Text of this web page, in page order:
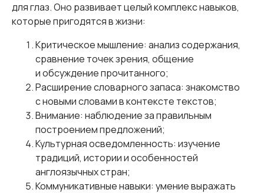
для глаз. Оно развивает целый комплекс навыков,
которые пригодятся в жизни:
Критическое мышление: анализ содержания,
сравнение точек зрения, общение
и обсуждение прочитанного;
Расширение словарного запаса: знакомство
с новыми словами в контексте текстов;
Внимание: наблюдение за правильным
построением предложений;
Культурная осведомленность: изучение
традиций, истории и особенностей
англоязычных стран;
Коммуникативные навыки: умение выражать